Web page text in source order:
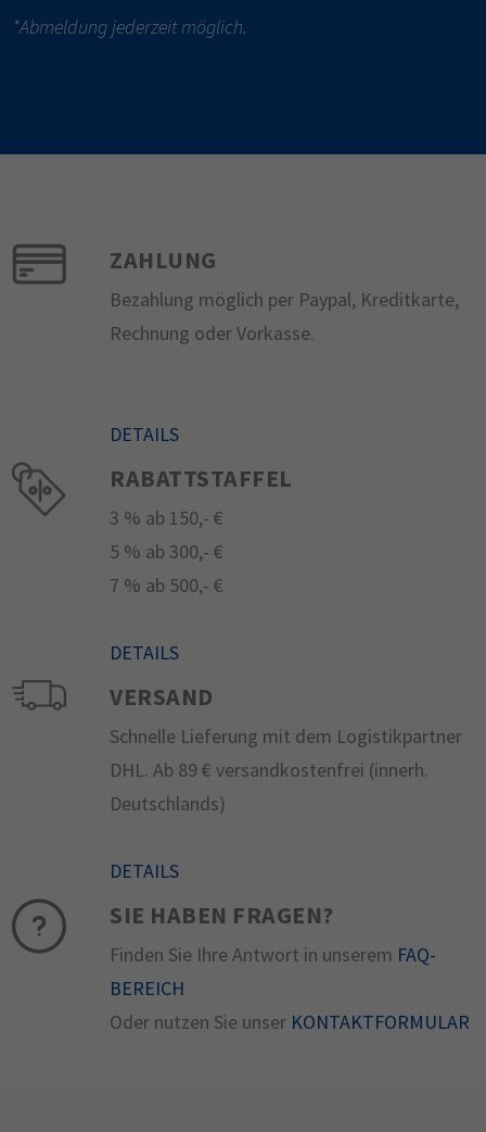
*Abmeldung jederzeit möglich.
ZAHLUNG
Bezahlung möglich per Paypal, Kreditkarte,
Rechnung oder Vorkasse.
DETAILS
RABATTSTAFFEL
3 % ab 150,- €
5 % ab 300,- €
7 % ab 500,- €
DETAILS
VERSAND
Schnelle Lieferung mit dem Logistikpartner
DHL. Ab 89 € versandkostenfrei (innerh.
Deutschlands)
DETAILS
SIE HABEN FRAGEN?
Finden Sie Ihre Antwort in unserem FAQ-
BEREICH
Oder nutzen Sie unser KONTAKTFORMULAR